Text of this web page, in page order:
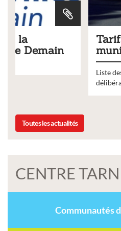
Tarifs 2026 des
municipaux
Liste des tarifs 2026 des
délibération du conseil
Toutes les actualités
CENTRE TARN
Communautés